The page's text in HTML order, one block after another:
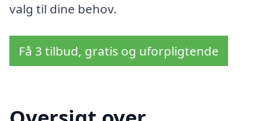
valg til dine behov.
Få 3 tilbud, gratis og uforpligtende